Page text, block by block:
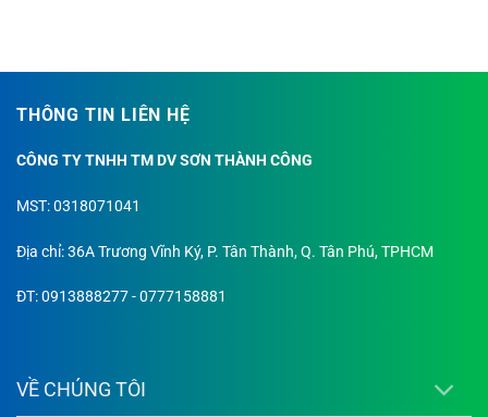
THÔNG TIN LIÊN HỆ
CÔNG TY TNHH TM DV SƠN THÀNH CÔNG
MST: 0318071041
Địa chỉ: 36A Trương Vĩnh Ký, P. Tân Thành, Q. Tân Phú, TPHCM
ĐT: 0913888277 - 0777158881
VỀ CHÚNG TÔI